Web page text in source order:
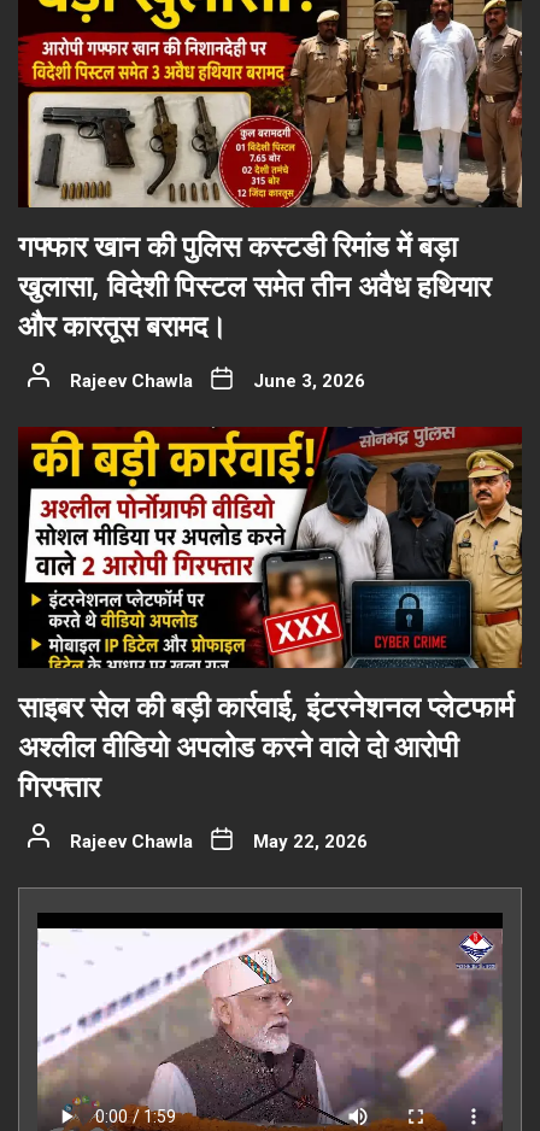
गफ्फार खान की पुलिस कस्टडी रिमांड में बड़ा
खुलासा, विदेशी पिस्टल समेत तीन अवैध हथियार
और कारतूस बरामद।
Rajeev Chawla June 3, 2026
साइबर सेल की बड़ी कार्रवाई, इंटरनेशनल प्लेटफार्म
अश्लील वीडियो अपलोड करने वाले दो आरोपी
गिरफ्तार
Rajeev Chawla May 22, 2026